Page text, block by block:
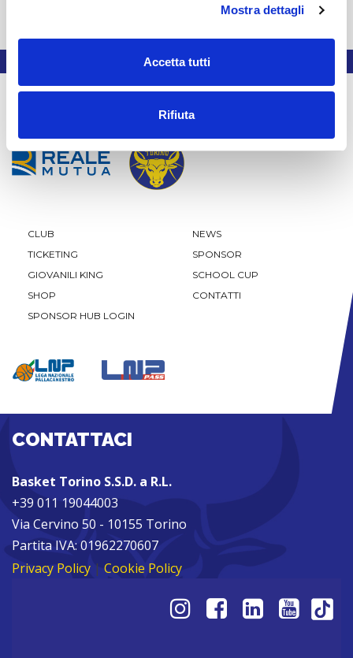
Mostra dettagli
Accetta tutti
Rifiuta
CLUB
NEWS
TICKETING
SPONSOR
GIOVANILI KING
SCHOOL CUP
SHOP
CONTATTI
SPONSOR HUB LOGIN
CONTATTACI
Basket Torino S.S.D. a R.L.
+39 011 19044003
Via Cervino 50 - 10155 Torino
Partita IVA: 01962270607
Privacy Policy | Cookie Policy